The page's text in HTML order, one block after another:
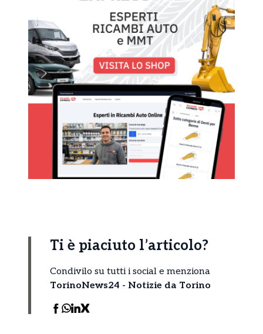
Ti è piaciuto l’articolo?
Condivilo su tutti i social e menziona
TorinoNews24 - Notizie da Torino